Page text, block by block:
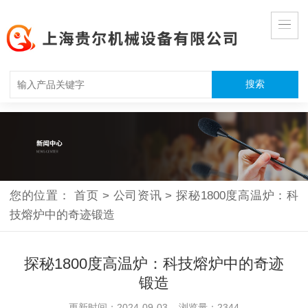
您的位置：首页 > 公司资讯 > 探秘1800度高温炉：科
技熔炉中的奇迹锻造
探秘1800度高温炉：科技熔炉中的奇迹
锻造